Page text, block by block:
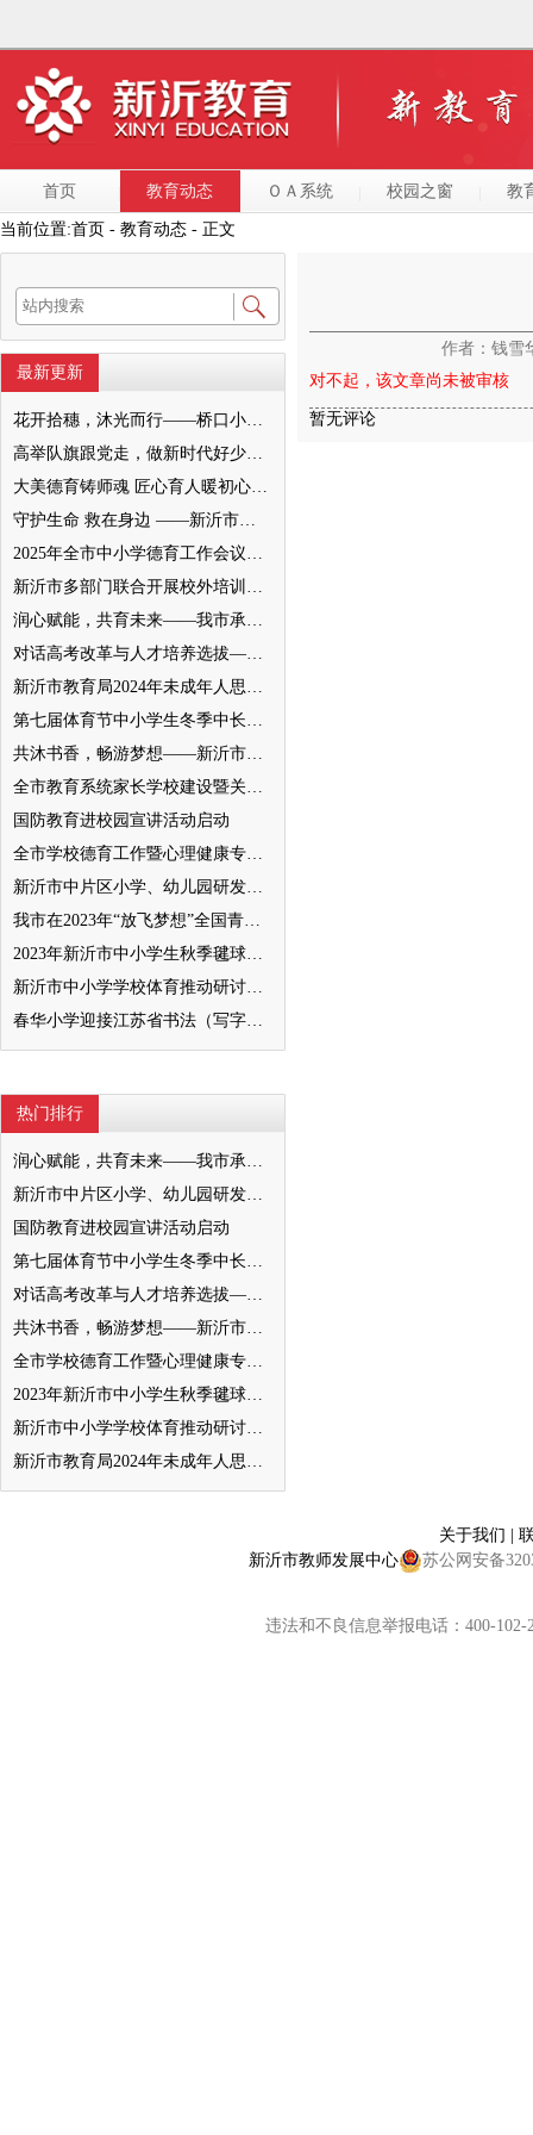
首页 教育动态 ＯＡ系统 校园之窗 教
当前位置:首页 - 教育动态 - 正文
最新更新
花开拾穗，沐光而行——桥口小学“大美德育之家校和美”暨2022级十岁成长仪式圆满举行
高举队旗跟党走，做新时代好少年—— 新沂市唐店第二小学六一文艺汇演圆满落幕
大美德育铸师魂 匠心育人暖初心 ——墨河中心小学第一期班主任培训活动圆满举行
守护生命 救在身边 ——新沂市新安小学一分校急救知识培训
2025年全市中小学德育工作会议召开
新沂市多部门联合开展校外培训机构专项整治行动
润心赋能，共育未来——我市承办徐州市“润心”行动暨家庭教育宣传周展示活动
对话高考改革与人才培养选拔——我与清北教授面对面
新沂市教育局2024年未成年人思想道德建设工作品牌——家校共育新活力“5A家庭教育陪跑行动”
第七届体育节中小学生冬季中长跑、跳绳比赛举行
共沐书香，畅游梦想——新沂市缔造完美教室名师工作室到唐店尚营小学捐赠图书
全市教育系统家长学校建设暨关工委优质化创建工作推进会召开
国防教育进校园宣讲活动启动
全市学校德育工作暨心理健康专项督导迎检会议召开
新沂市中片区小学、幼儿园研发卓越课程暨班主任素养提升培训活动举行
我市在2023年“放飞梦想”全国青少年纸飞机教育竞赛（江苏省总决赛）获得佳绩
2023年新沂市中小学生秋季毽球比赛举行
新沂市中小学学校体育推动研讨会举行
春华小学迎接江苏省书法（写字）特色学校验收
热门排行
润心赋能，共育未来——我市承办徐州市“润心”行动暨家庭教育宣传周展示活动
新沂市中片区小学、幼儿园研发卓越课程暨班主任素养提升培训活动举行
国防教育进校园宣讲活动启动
第七届体育节中小学生冬季中长跑、跳绳比赛举行
对话高考改革与人才培养选拔——我与清北教授面对面
共沐书香，畅游梦想——新沂市缔造完美教室名师工作室到唐店尚营小学捐赠图书
全市学校德育工作暨心理健康专项督导迎检会议召开
2023年新沂市中小学生秋季毽球比赛举行
新沂市中小学学校体育推动研讨会举行
新沂市教育局2024年未成年人思想道德建设工作品牌——家校共育新活力“5A家庭教育陪跑行动”
作者：钱雪
对不起，该文章尚未被审核
暂无评论
关于我们 |
新沂市教师发展中心
苏公网安备
违法和不良信息举报电话：400-